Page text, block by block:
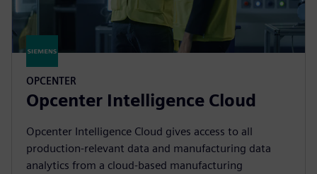
OPCENTER
Opcenter Intelligence Cloud
Opcenter Intelligence Cloud gives access to all
production-relevant data and manufacturing data
analytics from a cloud-based manufacturing